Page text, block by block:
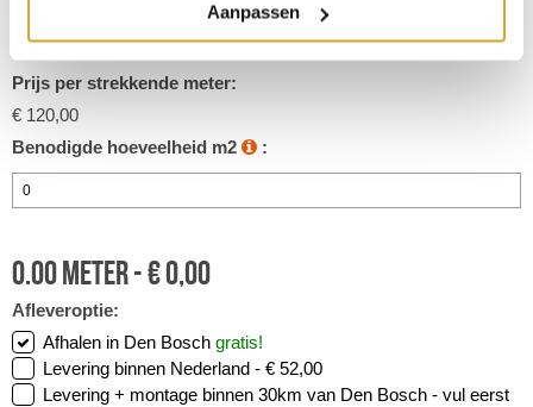
Aanpassen
Inhoud strekkende meter:
Prijs per strekkende meter:
€ 120,00
Benodigde hoeveelheid m2
:
0.00meter -€0,00
Afleveroptie:
Afhalen in Den Bosch gratis!
Levering binnen Nederland - € 52,00
Levering + montage binnen 30km van Den Bosch - vul eerst